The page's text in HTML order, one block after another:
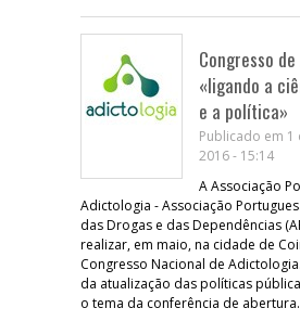
Congresso
«ligando a
e a política»
Publicado em 1
2016 - 15:14
A Associação
Adictologia - Associação
das Drogas e das Dependências
realizar, em maio, na cidade de
Congresso Nacional de
da atualização das políticas
o tema da conferência de abertura.